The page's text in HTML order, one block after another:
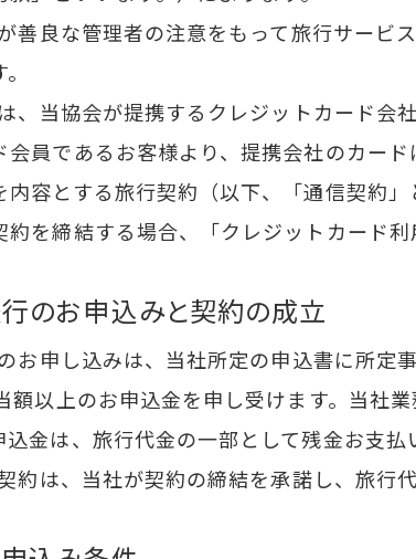
善良な管理者の注意をもって旅行サービ
、当協会が提携するクレジットカード会
会員であるお客様より、提携会社のカー
内容とする旅行契約（以下、「通信契約」
を締結する場合、「クレジットカード利
行のお申込みと契約の成立
お申し込みは、当社所定の申込書に所定
額以上のお申込金を申し受けます。当社
込金は、旅行代金の一部として残金お支払
約は、当社が契約の締結を承諾し、旅行